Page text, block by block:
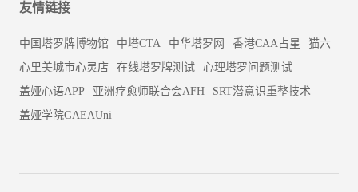
友情链接
中国塔罗牌博物馆 中塔CTA 中华塔罗网 香港CAA占星
猫六
心里美城市心灵店
在线塔罗牌测试
心理塔罗问题测试
盖娅心语APP
亚洲疗愈师联合会AFH
SRT潜意识重整技术
盖娅学院GAEAUni